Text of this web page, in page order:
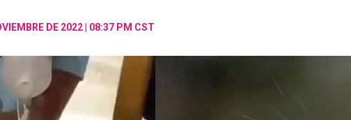
DE 2022 | 08:37 PM CST